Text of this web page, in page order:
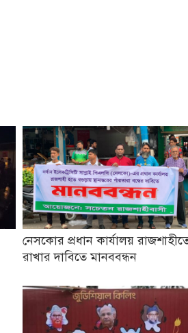
নেসকোর প্রধান কার্যালয়
রাখার দাবিতে মানববন্ধন